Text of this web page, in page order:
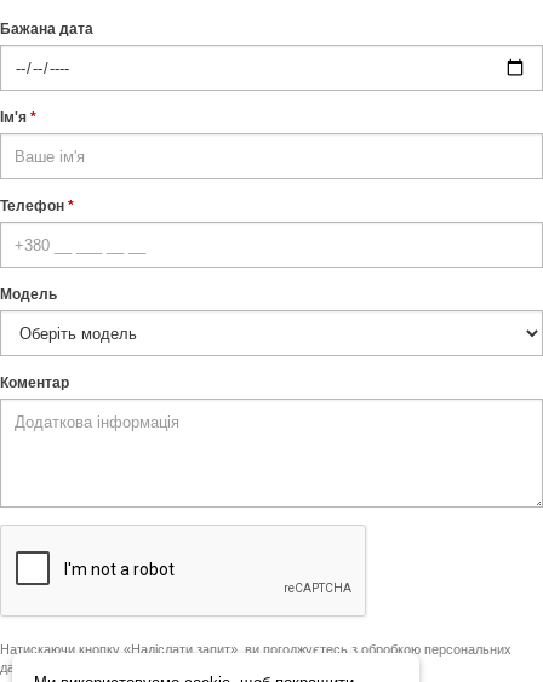
Бажана дата
Ім'я *
Телефон *
Модель
Коментар
Натискаючи кнопку «Надіслати запит», ви погоджуєтесь з обробкою персональних
даних відповідно до Політики конфіденційності.